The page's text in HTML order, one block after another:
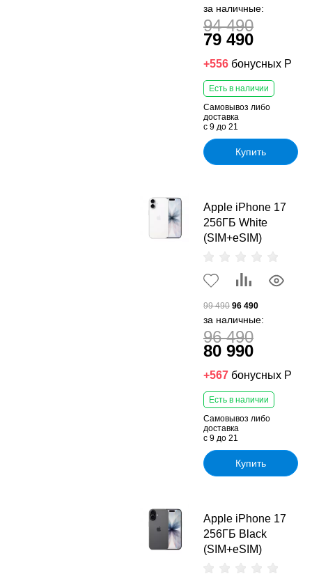
за наличные:
94 490
79 490
+556 бонусных Р
Есть в наличии
Самовывоз либо
доставка
с 9 до 21
Купить
Apple iPhone 17
256ГБ White
(SIM+eSIM)
99 490 96 490
за наличные:
96 490
80 990
+567 бонусных Р
Есть в наличии
Самовывоз либо
доставка
с 9 до 21
Купить
Apple iPhone 17
256ГБ Black
(SIM+eSIM)